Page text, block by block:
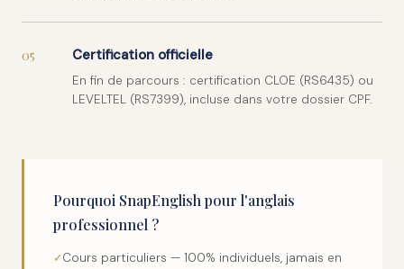
05 Certification officielle
En fin de parcours : certification CLOE (RS6435) ou
LEVELTEL (RS7399), incluse dans votre dossier CPF.
Pourquoi SnapEnglish pour l'anglais
professionnel ?
Cours particuliers — 100% individuels, jamais en